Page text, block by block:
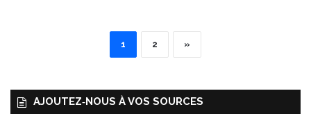
1 2 »
AJOUTEZ‑NOUS À VOS SOURCES